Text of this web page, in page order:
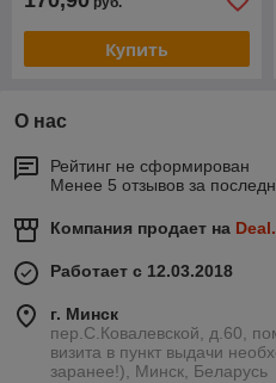
Купить
О нас
Рейтинг не сформирован
Менее 5 отзывов за
Компания продает на
Работает с 12.03.2018
г. Минск
пер.С.Ковалевской, д.60,
визита в пункт выдачи
заранее!), Минск, Беларусь